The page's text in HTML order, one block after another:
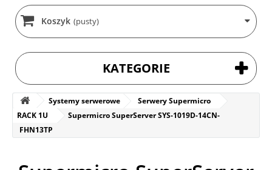
Koszyk (pusty)
KATEGORIE
Systemy serwerowe
Serwery Supermicro
RACK 1U
Supermicro SuperServer SYS-1019D-14CN-
FHN13TP